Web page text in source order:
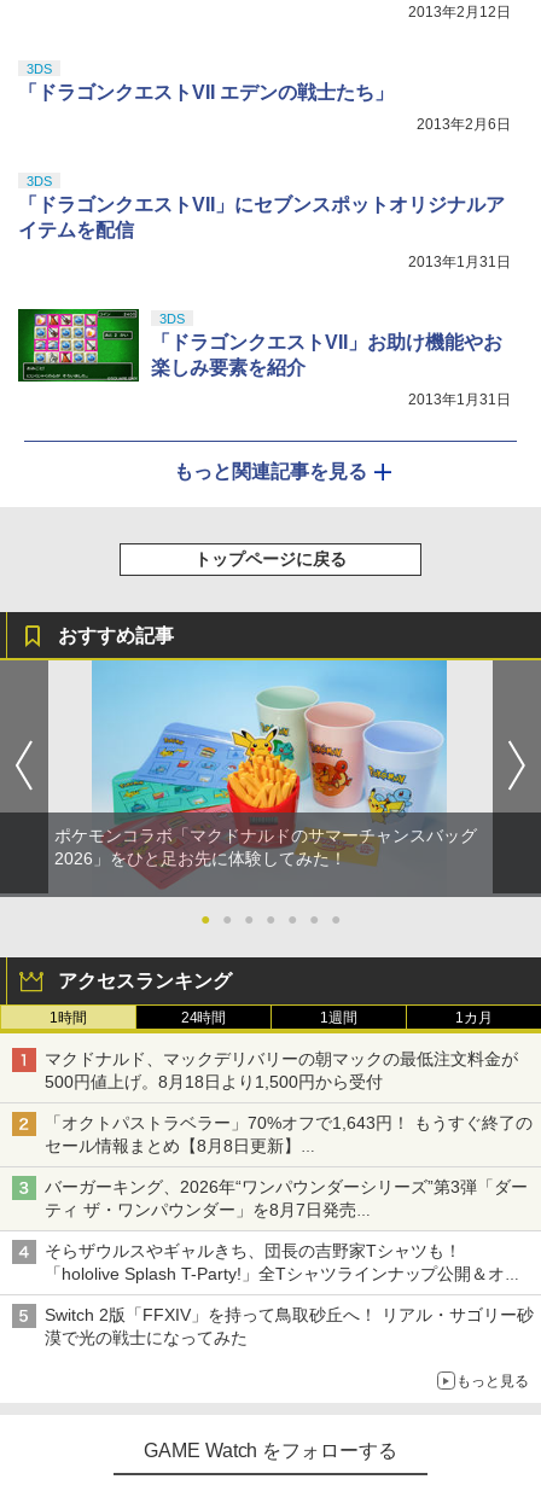
2013年2月12日
3DS
「ドラゴンクエストVII エデンの戦士たち」
2013年2月6日
3DS
「ドラゴンクエストVII」にセブンスポットオリジナルア
イテムを配信
2013年1月31日
3DS
「ドラゴンクエストVII」お助け機能やお
楽しみ要素を紹介
2013年1月31日
もっと関連記事を見る
トップページに戻る
おすすめ記事
ポケモンコラボ「マクドナルドのサマーチャンスバッグ
2026」をひと足お先に体験してみた！
● ● ● ● ● ● ●
アクセスランキング
1時間 24時間 1週間 1カ月
マクドナルド、マックデリバリーの朝マックの最低注文料金が
500円値上げ。8月18日より1,500円から受付
「オクトパストラベラー」70%オフで1,643円！ もうすぐ終了の
セール情報まとめ【8月8日更新】
ニンテンドーeショップでは「大神 絶景版」が67%オフで990円
バーガーキング、2026年“ワンパウンダーシリーズ”第3弾「ダー
ティ ザ・ワンパウンダー」を8月7日発売
「特製ガーリックマヨソース」を使用した超大型チーズバーガー
そらザウルスやギャルきち、団長の吉野家Tシャツも！
「hololive Splash T-Party!」全Tシャツラインナップ公開＆オン
ライン販売開始
Switch 2版「FFXIV」を持って鳥取砂丘へ！ リアル・サゴリー砂
漠で光の戦士になってみた
もっと見る
GAME Watch をフォローする